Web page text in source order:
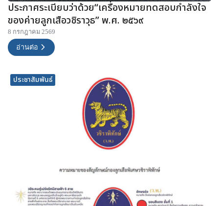
ประกาศระเบียบว่าด้วย“เครื่องหมายทดสอบกำลังใจ
ของค่ายลูกเสือวชิราวุธ” พ.ศ. ๒๕๖๙
8 กรกฎาคม 2569
อ่านต่อ
ประชาสัมพันธ์